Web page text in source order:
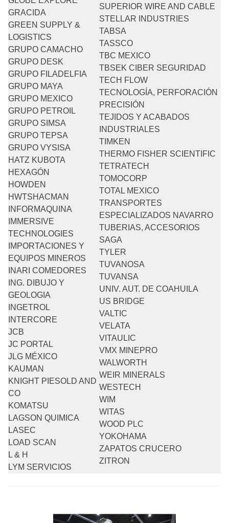
GRACIDA
GREEN SUPPLY &
LOGISTICS
GRUPO CAMACHO
GRUPO DESK
GRUPO FILADELFIA
GRUPO MAYA
GRUPO MEXICO
GRUPO PETROIL
GRUPO SIMSA
GRUPO TEPSA
GRUPO VYSISA
HATZ KUBOTA
HEXAGÓN
HOWDEN
HWTSHACMAN
INFORMAQUINA
IMMERSIVE
TECHNOLOGIES
IMPORTACIONES Y
EQUIPOS MINEROS
INARI COMEDORES
ING. DIBUJO Y
GEOLOGIA
INGETROL
INTERCORE
JCB
JC PORTAL
JLG MÉXICO
KAUMAN
KNIGHT PIESOLD AND
CO
KOMATSU
LAGSON QUIMICA
LASEC
LOAD SCAN
L & H
LYM SERVICIOS
SUPERIOR WIRE AND CABLE
STELLAR INDUSTRIES
TABSA
TASSCO
TBC MEXICO
TBSEK CIBER SEGURIDAD
TECH FLOW
TECNOLOGÍA, PERFORACIÓN
PRECISIÓN
TEJIDOS Y ACABADOS
INDUSTRIALES
TIMKEN
THERMO FISHER SCIENTIFIC
TETRATECH
TOMOCORP
TOTAL MEXICO
TRANSPORTES
ESPECIALIZADOS NAVARRO
TUBERIAS, ACCESORIOS
SAGA
TYLER
TUVANOSA
TUVANSA
UNIV. AUT. DE COAHUILA
US BRIDGE
VALTIC
VELATA
VITAULIC
VMX MINEPRO
WALWORTH
WEIR MINERALS
WESTECH
WIM
WITAS
WOOD PLC
YOKOHAMA
ZAPATOS CRUCERO
ZITRON